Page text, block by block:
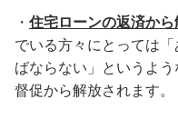
・ 住宅ローンの返済から
でいる方々にとっては
ばならない」というよ
督促から解放されます。